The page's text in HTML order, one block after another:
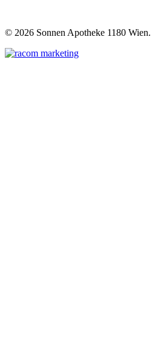
© 2026 Sonnen Apotheke 1180 Wien.